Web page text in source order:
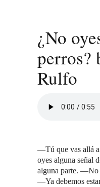
¿No
perros?
Rulfo
—Tú que vas allá
oyes alguna señal
alguna parte. —No
—Ya debemos